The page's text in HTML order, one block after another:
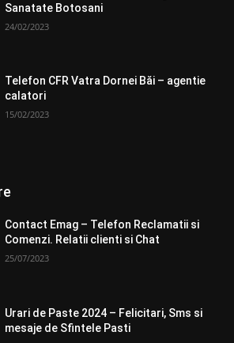
Sanatate Botosani
24/02/2023
Telefon CFR Vatra Dornei Băi – agentie
calatori
15/02/2023
Contact Emag – Telefon Reclamatii si
Comenzi. Relatii clienti si Chat
25/07/2023
Urari de Paste 2024 – Felicitari, Sms si
mesaje de Sfintele Pasti